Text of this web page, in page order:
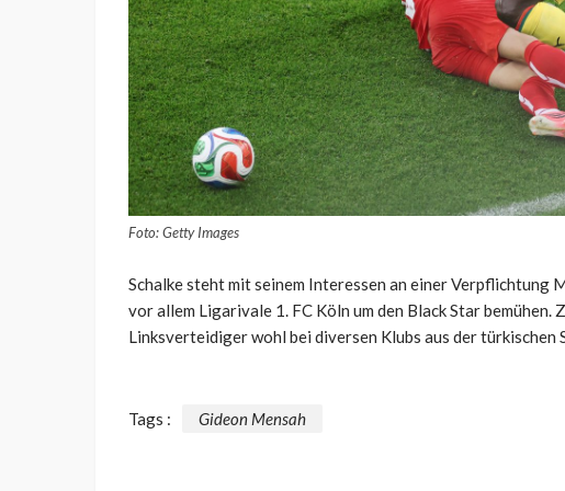
Foto: Getty Images
Schalke steht mit seinem Interessen an einer Verpflichtung
vor allem Ligarivale 1. FC Köln um den Black Star bemühen.
Linksverteidiger wohl bei diversen Klubs aus der türkischen
Tags : Gideon Mensah